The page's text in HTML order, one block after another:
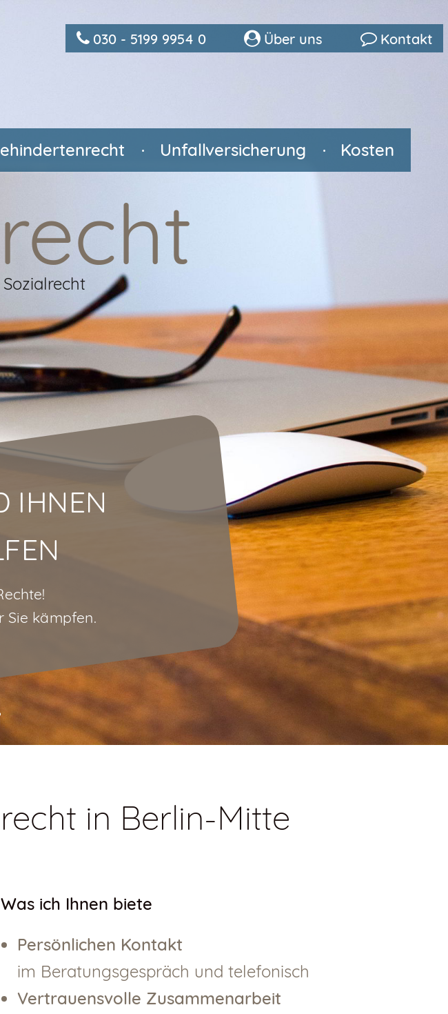
030 - 5199 9954 0 Über uns Kontakt
Unfallversicherung Kosten
IHNEN
Sie kämpfen.
in Berlin-Mitte
Was ich Ihnen biete
Persönlichen Kontakt
im Beratungsgespräch und telefonisch
Vertrauensvolle Zusammenarbeit